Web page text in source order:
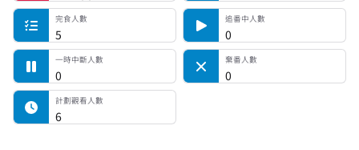
完食人數
5
追番中人數
0
一時中斷人數
0
棄番人數
0
計劃觀看人數
6